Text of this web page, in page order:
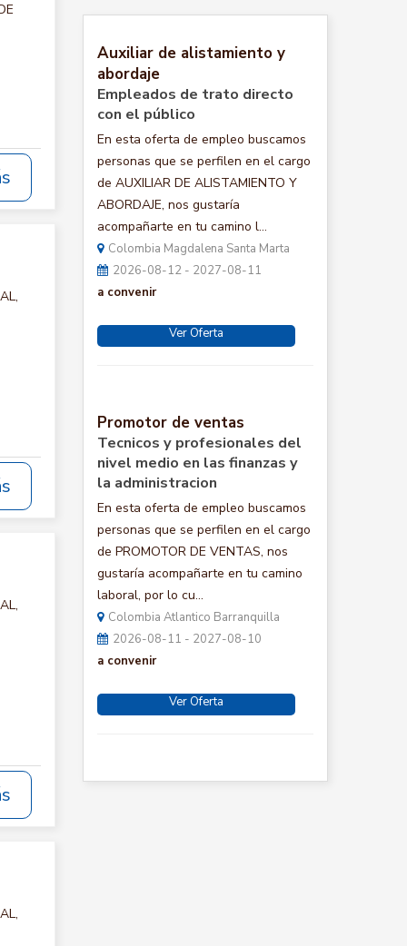
Auxiliar de alistamiento y
abordaje
Empleados de trato directo
con el público
En esta oferta de empleo buscamos
personas que se perfilen en el cargo
de AUXILIAR DE ALISTAMIENTO Y
ABORDAJE, nos gustaría
acompañarte en tu camino l...
Colombia Magdalena Santa Marta
2026-08-12 - 2027-08-11
a convenir
Ver Oferta
Promotor de ventas
Tecnicos y profesionales del
nivel medio en las finanzas y
la administracion
En esta oferta de empleo buscamos
personas que se perfilen en el cargo
de PROMOTOR DE VENTAS, nos
gustaría acompañarte en tu camino
laboral, por lo cu...
Colombia Atlantico Barranquilla
2026-08-11 - 2027-08-10
a convenir
Ver Oferta